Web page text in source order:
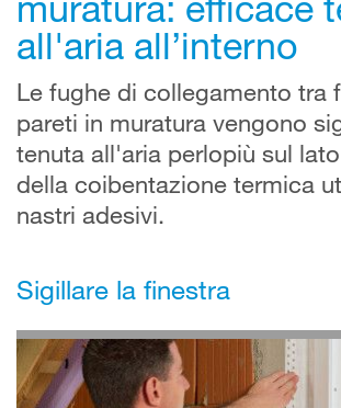
all'aria all’interno
Le fughe di collegamento tra
pareti in muratura vengono
tenuta all'aria perlopiù sul
della coibentazione termica
nastri adesivi.
Sigillare la finestra